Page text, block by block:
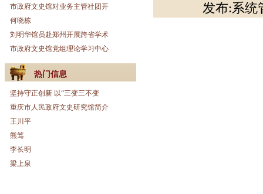
市政府文史馆对业务主管社团开
何晓栋
刘明华馆员赴郑州开展跨省学术
市政府文史馆党组理论学习中心
热门信息
坚持守正创新 以“三变三不变
重庆市人民政府文史研究馆简介
王川平
熊笃
李长明
梁上泉
发布:系